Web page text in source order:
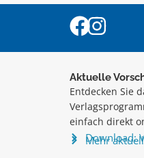
Aktuelle
Entdecken Sie
einfach direkt
Download:
Mehr